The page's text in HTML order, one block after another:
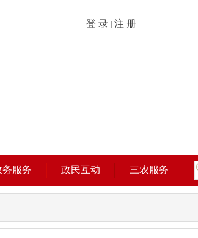
登 录 注 册
务服务 政民互动 三农服务